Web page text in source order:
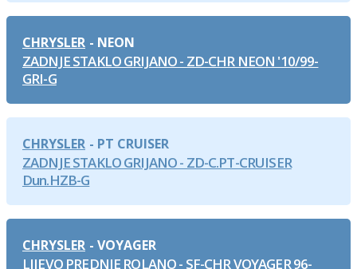
CHRYSLER
ZADNJE STAKLO GRIJANO - ZD-CHR NEON '10/99-
GRI-G
NEON
CHRYSLER
ZADNJE STAKLO GRIJANO - ZD-C.PT-CRUISER
Dun.HZB-G
PT CRUISER
CHRYSLER
LIJEVO PREDNJE ROLANO - SF-CHR VOYAGER 96-
VOYAGER